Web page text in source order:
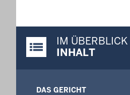
Justiz-Portal im Überblick:
IM ÜBERBLICK
INHALT
DAS GERICHT